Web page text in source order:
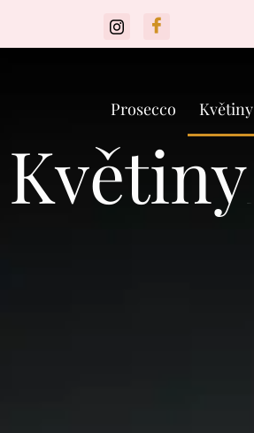
Prosecco Květiny
Květiny